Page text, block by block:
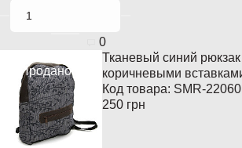
0
Продано
Тканевый синий
коричневыми
Код товара: SMR-22060
250 грн